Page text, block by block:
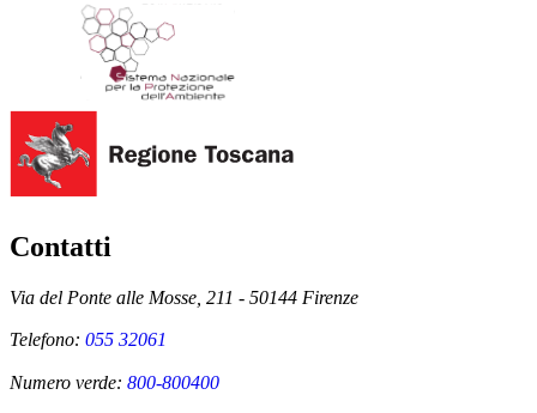
Contatti
Via del Ponte alle Mosse, 211 - 50144 Firenze
Telefono: 055 32061
Numero verde: 800-800400